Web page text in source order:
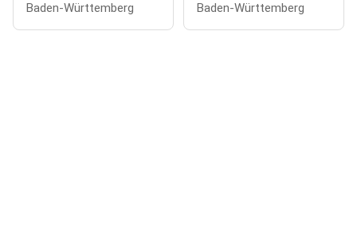
Baden-Württemberg Baden-Württemberg